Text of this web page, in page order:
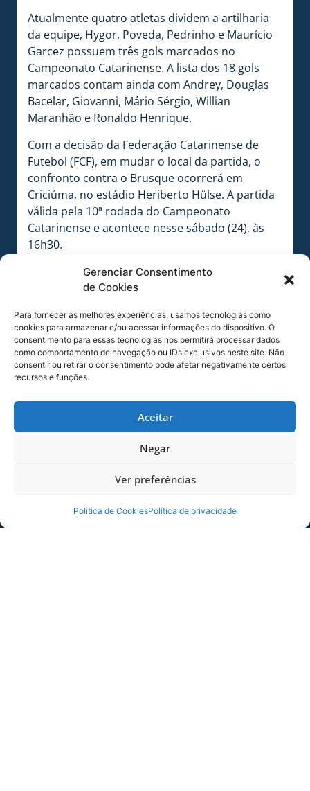
Gerenciar Consentimento
de Cookies
Para fornecer as melhores experiências, usamos tecnologias como
cookies para armazenar e/ou acessar informações do dispositivo. O
consentimento para essas tecnologias nos permitirá processar dados
como comportamento de navegação ou IDs exclusivos neste site. Não
consentir ou retirar o consentimento pode afetar negativamente certos
recursos e funções.
Aceitar
Negar
Ver preferências
Politica de CookiesPolítica de privacidade
Atualmente quatro atletas dividem a artilharia
da equipe, Hygor, Poveda, Pedrinho e Maurício
Garcez possuem três gols marcados no
Campeonato Catarinense. A lista dos 18 gols
marcados contam ainda com Andrey, Douglas
Bacelar, Giovanni, Mário Sérgio, Willian
Maranhão e Ronaldo Henrique.
Com a decisão da Federação Catarinense de
Futebol (FCF), em mudar o local da partida, o
confronto contra o Brusque ocorrerá em
Criciúma, no estádio Heriberto Hülse. A partida
válida pela 10ª rodada do Campeonato
Catarinense e acontece nesse sábado (24), às
16h30.
Para a partida 10 ônibus foram disponibilizados
pelo Avaí para levar os sócios adimplentes que
Foto: SabrinaTavares/Avaí F. C.